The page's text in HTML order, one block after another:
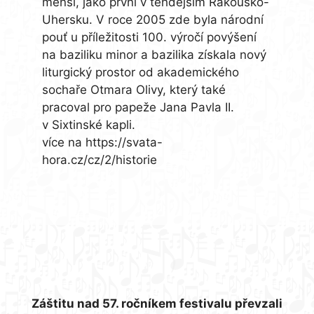
Uhersku. V roce 2005 zde byla národní
pouť u příležitosti 100. výročí povýšení
na baziliku minor a bazilika získala nový
liturgický prostor od akademického
sochaře Otmara Olivy, který také
pracoval pro papeže Jana Pavla II.
v Sixtinské kapli.
více na https://svata-
hora.cz/cz/2/historie
Záštitu nad 57. ročníkem festivalu převzali